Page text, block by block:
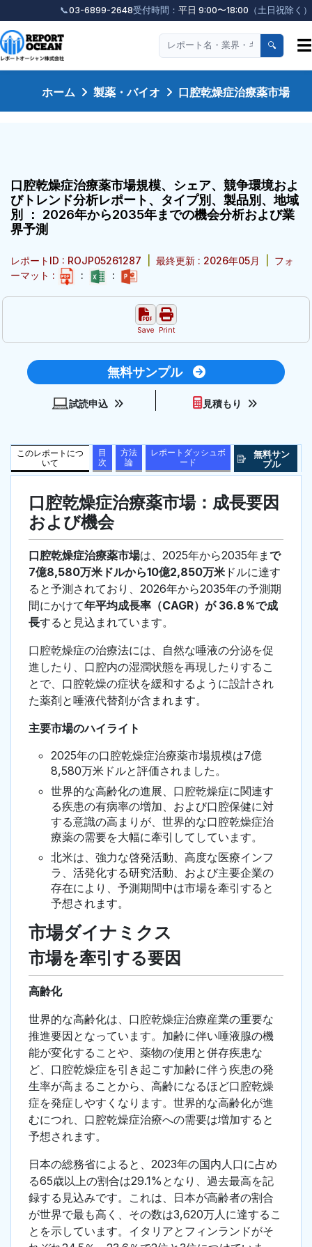
📞03-6899-2648受付時間： 平日 9:00〜18:00 （土日祝除く）
🔍 ☰
ホーム 製薬・バイオ 口腔乾燥症治療薬市場
口腔乾燥症治療薬市場規模、シェア、競争環境およ
びトレンド分析レポート、タイプ別、製品別、地域
別 ： 2026年から2035年までの機会分析および業
界予測
レポートID : ROJP05261287 最終更新 : 2026年05月
フォ
ーマット :
: :
Save Print
無料サンプル
試読申込 見積もり
このレポートにつ
いて
目
次
方法
論
レポートダッシュボ
ード
無料サン
プル
口腔乾燥症治療薬市場：成長要因
および機会
口腔乾燥症治療薬市場は、2025年から2035年ま で
7億8,580万米ドルから10億2,850万米 ドルに達す
ると予測されており、2026年から2035年の予測期
間にかけて年平均成長率（CAGR）が 36.8％で成
長すると見込まれています。
口腔乾燥症の治療法には、自然な唾液の分泌を促
進したり、口腔内の湿潤状態を再現したりするこ
とで、口腔乾燥の症状を緩和するように設計され
た薬剤と唾液代替剤が含まれます。
主要市場のハイライト
2025年の口腔乾燥症治療薬市場規模は7億
8,580万米ドルと評価されました。
世界的な高齢化の進展、口腔乾燥症に関連す
る疾患の有病率の増加、および口腔保健に対
する意識の高まりが、世界的な口腔乾燥症治
療薬の需要を大幅に牽引してしています。
北米は、強力な啓発活動、高度な医療インフ
ラ、活発化する研究活動、および主要企業の
存在により、予測期間中は市場を牽引すると
予想されます。
市場ダイナミクス
市場を牽引する要因
高齢化
世界的な高齢化は、口腔乾燥症治療産業の重要な
推進要因となっています。加齢に伴い唾液腺の機
能が変化することや、薬物の使用と併存疾患な
ど、口腔乾燥症を引き起こす加齢に伴う疾患の発
生率が高まることから、高齢になるほど口腔乾燥
症を発症しやすくなります。世界的な高齢化が進
むにつれ、口腔乾燥症治療への需要は増加すると
予想されます。
日本の総務省によると、2023年の国内人口に占め
る65歳以上の割合は29.1%となり、過去最高を記
録する見込みです。これは、日本が高齢者の割合
が世界で最も高く、その数は3,620万人に達するこ
とを示しています。イタリアとフィンランドがそ